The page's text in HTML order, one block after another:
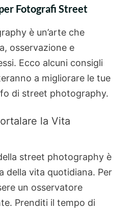
Fotografi Street
è un’arte che
osservazione e
Ecco alcuni consigli
a migliorare le tue
di street photography.
la Vita
street photography è
della vita quotidiana. Per
un osservatore
Prenditi il tempo di